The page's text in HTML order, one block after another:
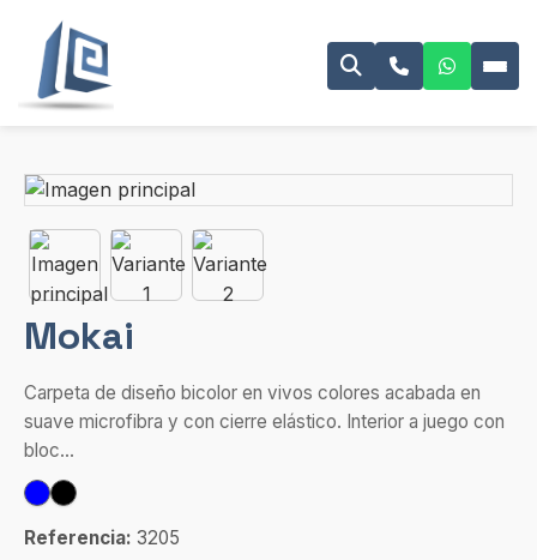
Mokai
Carpeta de diseño bicolor en vivos colores acabada en
suave microfibra y con cierre elástico. Interior a juego con
bloc...
Referencia: 3205